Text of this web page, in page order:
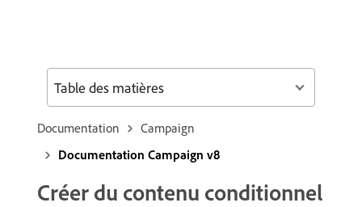
Documentation
Campaign
Documentation Campaign v8
Créer du contenu conditionnel
Table des matières